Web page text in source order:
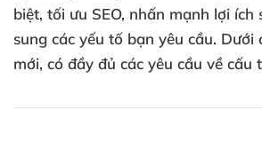
biệt, tối ưu SEO, nhấn mạnh lợi ích
sung các yếu tố bạn yêu cầu. Dưới
mới, có đầy đủ các yêu cầu về cấu